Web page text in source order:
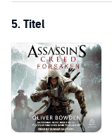
5. Titel